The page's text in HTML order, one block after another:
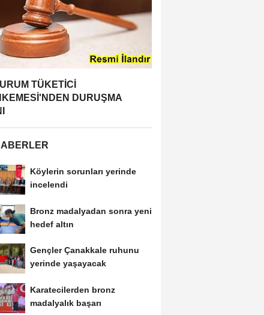
TÜKETİCİ
DURUŞMA
Köylerin sorunları yerinde
incelendi
Bronz madalyadan sonra yeni
hedef altın
Gençler Çanakkale ruhunu
yerinde yaşayacak
Karatecilerden bronz
madalyalık başarı